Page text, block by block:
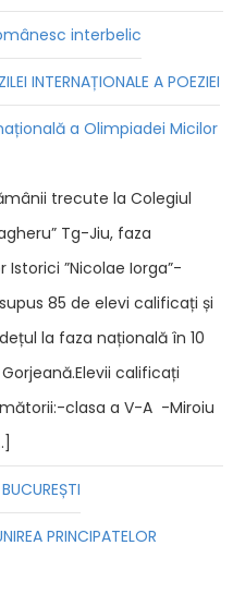
interbelic
A POEZIEI
a Olimpiadei Micilor
trecute la Colegiul
Tg-Jiu, faza
”Nicolae Iorga”-
85 de elevi calificați și
la faza națională în 10
calificați
clasa a V-A -Miroiu
PRINCIPATELOR